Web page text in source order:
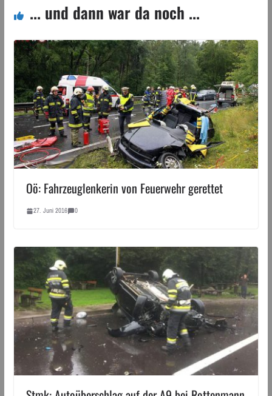
... und dann war da noch ...
Oö: Fahrzeuglenkerin von Feuerwehr gerettet
27. Juni 2016 0